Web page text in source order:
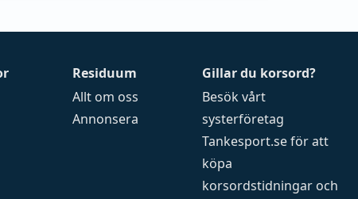
Residuum
Allt om oss
Annonsera
Gillar du korsord?
Besök vårt
systerföretag
Tankesport.seför att
köpa
korsordstidningar och